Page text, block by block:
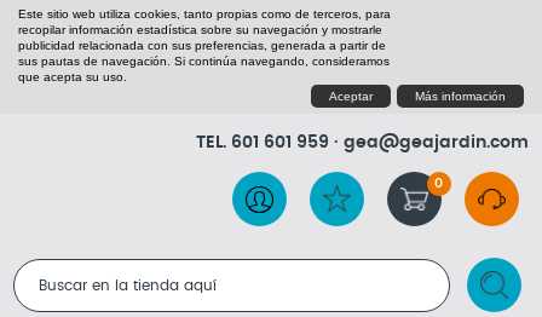
Este sitio web utiliza cookies, tanto propias como de terceros, para
recopilar información estadística sobre su navegación y mostrarle
publicidad relacionada con sus preferencias, generada a partir de
sus pautas de navegación. Si continúa navegando, consideramos
que acepta su uso.
Aceptar
Más información
TEL. 601 601 959 · gea@geajardin.com
0